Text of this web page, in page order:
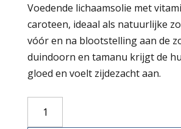
Voedende lichaamsolie met
caroteen, ideaal als natuurlijke
vóór en na blootstelling aan de
duindoorn en tamanu krijgt de
gloed en voelt zijdezacht aan.
Bliss